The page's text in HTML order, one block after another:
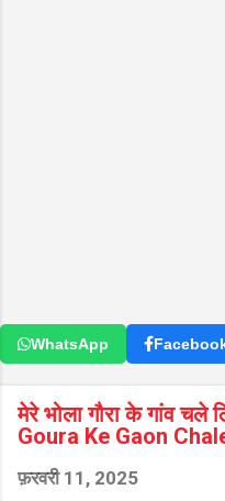
WhatsApp
मेरे भोला गौरा के गांव
Goura Ke Gaon
फ़रवरी 11, 2025